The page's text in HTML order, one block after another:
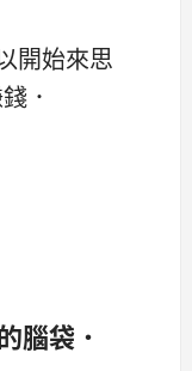
開始來思
．
腦袋 ．